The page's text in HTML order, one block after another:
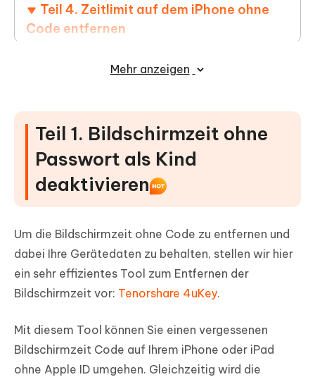
Teil 4. Zeitlimit auf dem iPhone ohne
Code entfernen
herausfinden, wenn vergessen
Teil 6. Option zum Ausschalten der
Bildschirmzeit grau oder weg
Teil 7. FAQs zur Deaktivierung der
Bildschirmzeit
Mehr anzeigen
Teil 1. Bildschirmzeit ohne
Passwort als Kind
deaktivieren
Um die Bildschirmzeit ohne Code zu entfernen und
dabei Ihre Gerätedaten zu behalten, stellen wir hier
ein sehr effizientes Tool zum Entfernen der
Bildschirmzeit vor: Tenorshare 4uKey.
Mit diesem Tool können Sie einen vergessenen
Bildschirmzeit Code auf Ihrem iPhone oder iPad
ohne Apple ID umgehen. Gleichzeitig wird die